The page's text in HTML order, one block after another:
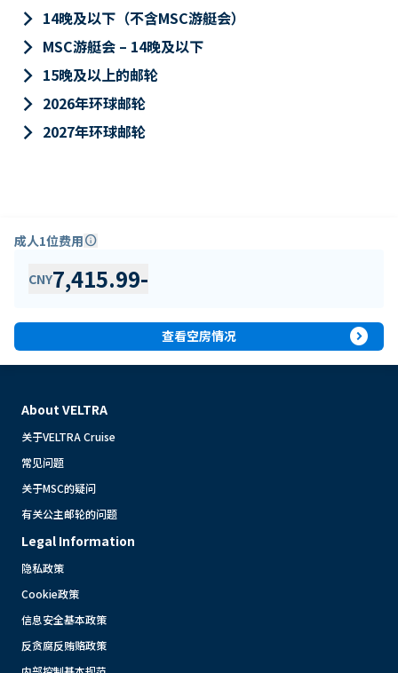
keyboard_arrow_right 14晚及以下（不含MSC游艇会）
keyboard_arrow_right MSC游艇会 – 14晚及以下
keyboard_arrow_right 15晚及以上的邮轮
keyboard_arrow_right 2026年环球邮轮
keyboard_arrow_right 2027年环球邮轮
成人1位费用info
CNY7,415.99-
查看空房情况 expand_circle_right
About VELTRA
关于VELTRA Cruise
常见问题
关于MSC的疑问
有关公主邮轮的问题
Legal Information
隐私政策
Cookie政策
信息安全基本政策
反贪腐反贿赂政策